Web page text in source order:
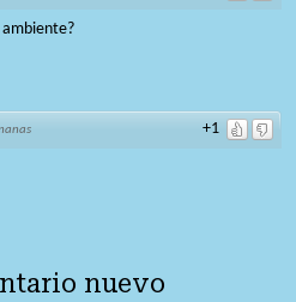
ambiente?
+1
nuevo